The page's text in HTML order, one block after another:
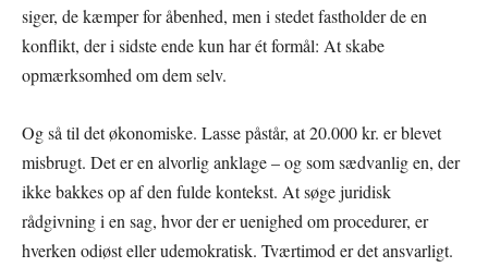
siger, de kæmper for åbenhed, men i stedet fastholder de en
konflikt, der i sidste ende kun har ét formål: At skabe
opmærksomhed om dem selv.
Og så til det økonomiske. Lasse påstår, at 20.000 kr. er blevet
misbrugt. Det er en alvorlig anklage – og som sædvanlig en, der
ikke bakkes op af den fulde kontekst. At søge juridisk
rådgivning i en sag, hvor der er uenighed om procedurer, er
hverken odiøst eller udemokratisk. Tværtimod er det ansvarligt.